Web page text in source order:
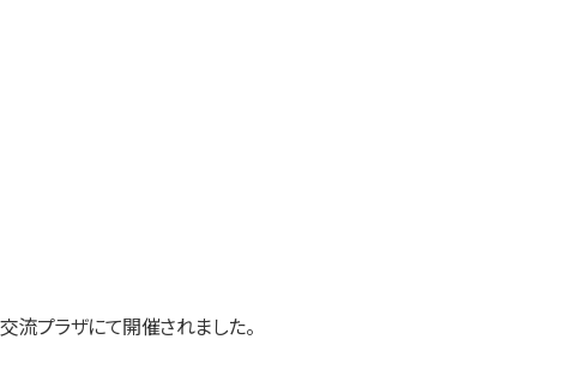
流プラザにて開催されました。